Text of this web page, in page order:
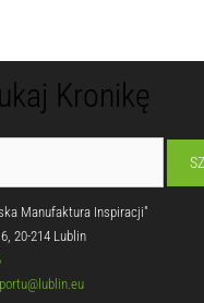
Kronikę
Manufaktura Inspiracji"
20-214 Lublin